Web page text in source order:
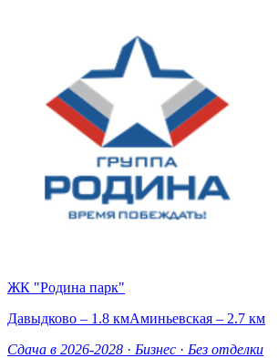
ЖК "Родина парк"
Давыдково – 1.8 кмАминьевская – 2.7 км
Сдача в 2026-2028 · Бизнес · Без отделки